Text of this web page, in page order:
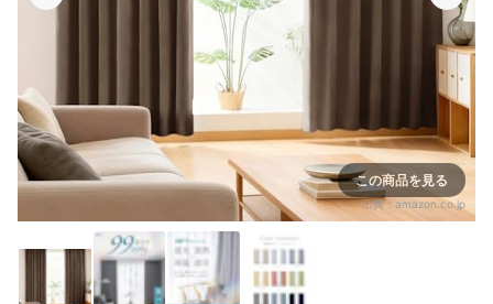
この商品を見る
出典： amazon.co.jp